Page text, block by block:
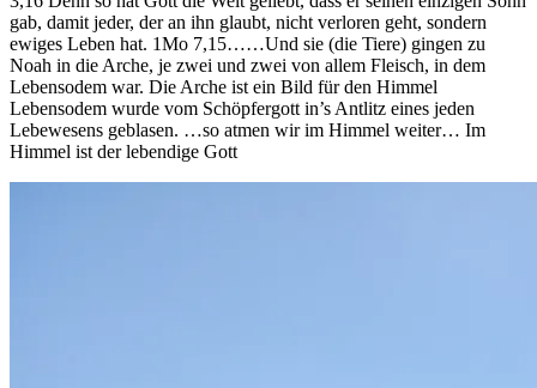
gab, damit jeder, der an ihn glaubt, nicht verloren geht, sondern
ewiges Leben hat. 1Mo 7,15……Und sie (die Tiere) gingen zu
Noah in die Arche, je zwei und zwei von allem Fleisch, in dem
Lebensodem war. Die Arche ist ein Bild für den Himmel
Lebensodem wurde vom Schöpfergott in’s Antlitz eines jeden
Lebewesens geblasen. …so atmen wir im Himmel weiter… Im
Himmel ist der lebendige Gott